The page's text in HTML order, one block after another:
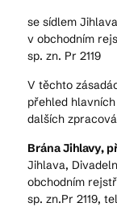
Praktické info
se sídlem
v obchodním
sp. zn. Pr 2119
V těchto
přehled
dalších
Brána Jihlavy,
Jihlava,
obchodním
sp. zn.Pr 2119,